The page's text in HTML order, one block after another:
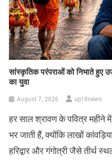
सांस्कृतिक परंपराओं को निभाते हुए
का युवा
August 7, 2026 up18news
हर साल श्रावण के पवित्र महीने
भर जाती हैं, क्योंकि लाखों
हरिद्वार और गंगोत्री जैसे तीर्थ